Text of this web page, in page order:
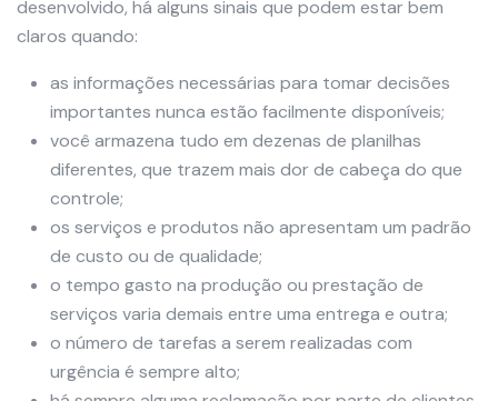
desenvolvido, há alguns sinais que podem estar bem
claros quando:
as informações necessárias para tomar decisões
importantes nunca estão facilmente disponíveis;
você armazena tudo em dezenas de planilhas
diferentes, que trazem mais dor de cabeça do que
controle;
os serviços e produtos não apresentam um padrão
de custo ou de qualidade;
o tempo gasto na produção ou prestação de
serviços varia demais entre uma entrega e outra;
o número de tarefas a serem realizadas com
urgência é sempre alto;